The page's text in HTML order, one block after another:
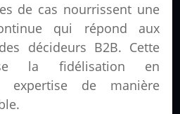
de cas nourrissent une
qui répond aux
décideurs B2B. Cette
la fidélisation en
expertise de manière